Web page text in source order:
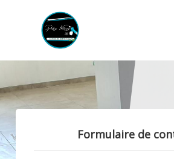
Formulaire de